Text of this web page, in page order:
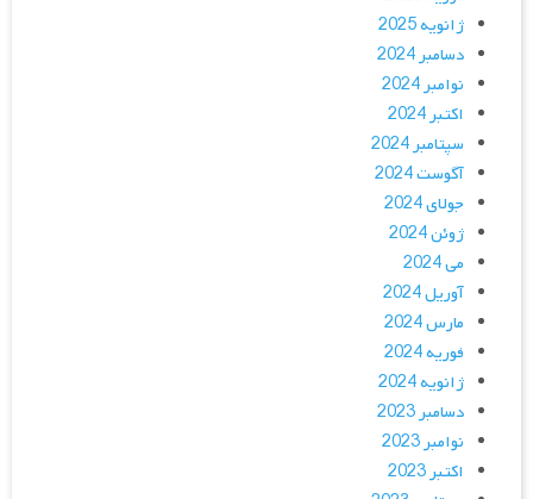
ژانویه 2025
دسامبر 2024
نوامبر 2024
اکتبر 2024
سپتامبر 2024
آگوست 2024
جولای 2024
ژوئن 2024
می 2024
آوریل 2024
مارس 2024
فوریه 2024
ژانویه 2024
دسامبر 2023
نوامبر 2023
اکتبر 2023